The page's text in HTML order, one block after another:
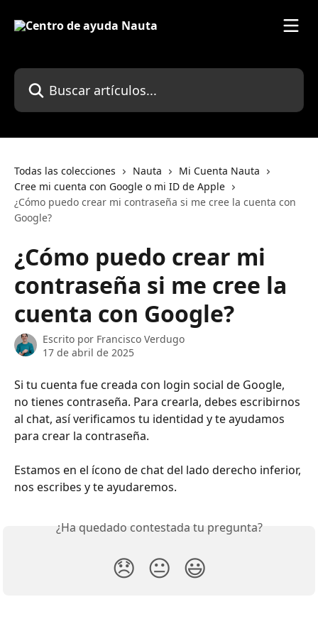
Buscar artículos...
Todas las colecciones Nauta
Mi Cuenta Nauta
Cree mi cuenta con Google o mi ID de Apple
¿Cómo puedo crear mi contraseña si me cree la cuenta con
Google?
¿Cómo puedo crear mi
contraseña si me cree la
cuenta con Google?
Escrito por Francisco Verdugo
17 de abril de 2025
Si tu cuenta fue creada con login social de Google,
no tienes contraseña. Para crearla, debes escribirnos
al chat, así verificamos tu identidad y te ayudamos
para crear la contraseña.
Estamos en el ícono de chat del lado derecho inferior,
nos escribes y te ayudaremos.
¿Ha quedado contestada tu pregunta?
😞 😐 😃